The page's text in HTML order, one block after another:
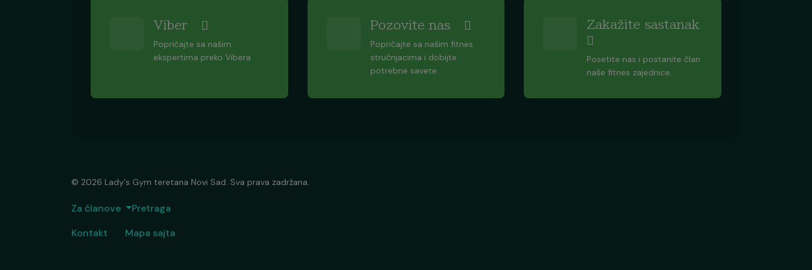
Viber
Popričajte sa našim
ekspertima preko Vibera
Pozovite nas
Popričajte sa našim fitnes
stručnjacima i dobijte
potrebne savete.
Zakažite sastanak
Posetite nas i postanite član
naše fitnes zajednice.
© 2026 Lady's Gym teretana Novi Sad. Sva prava zadržana.
Za članove
Pretraga
Kontakt
Mapa sajta